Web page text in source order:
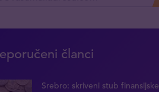
članci
Srebro: skriveni stub finansijske